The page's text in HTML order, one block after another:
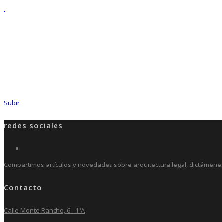
Subir
redes sociales
Compartimos artículos y novedades sobre arquitectura legal,
Contacto
Calle Monte Rancho, 6 - 1ºA